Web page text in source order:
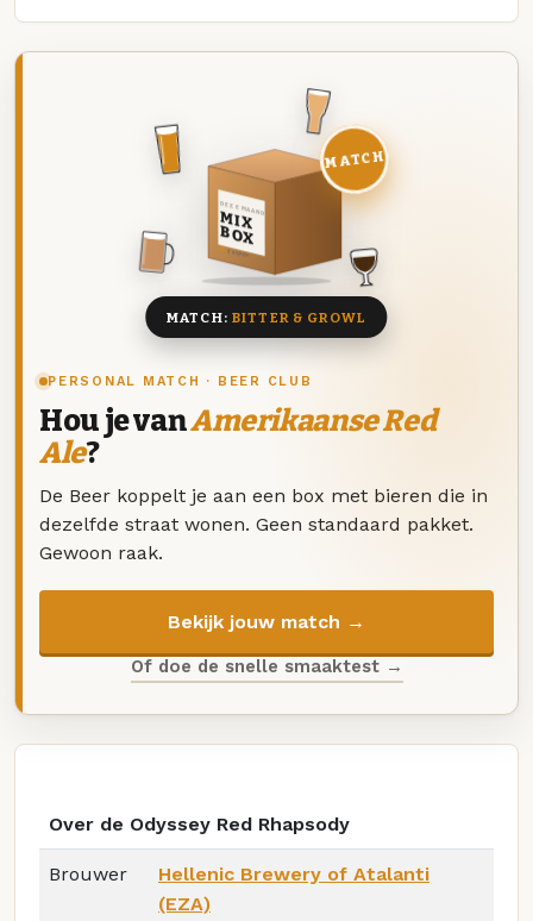
PERSONAL MATCH · BEER CLUB
Hou je vanAmerikaanse Red
Ale?
De Beer koppelt je aan een box met bieren die in
dezelfde straat wonen. Geen standaard pakket.
Gewoon raak.
Bekijk jouw match →
Of doe de snelle smaaktest →
DEZE MAAND
MIX
BOX
8 BIEREN
MATCH
MATCH: BITTER & GROWL
Over de Odyssey Red Rhapsody
Brouwer
Hellenic Brewery of Atalanti
(EZA)